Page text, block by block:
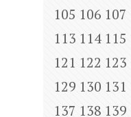
105 106 107
113 114 115
121 122 123
129 130 131
137 138 139